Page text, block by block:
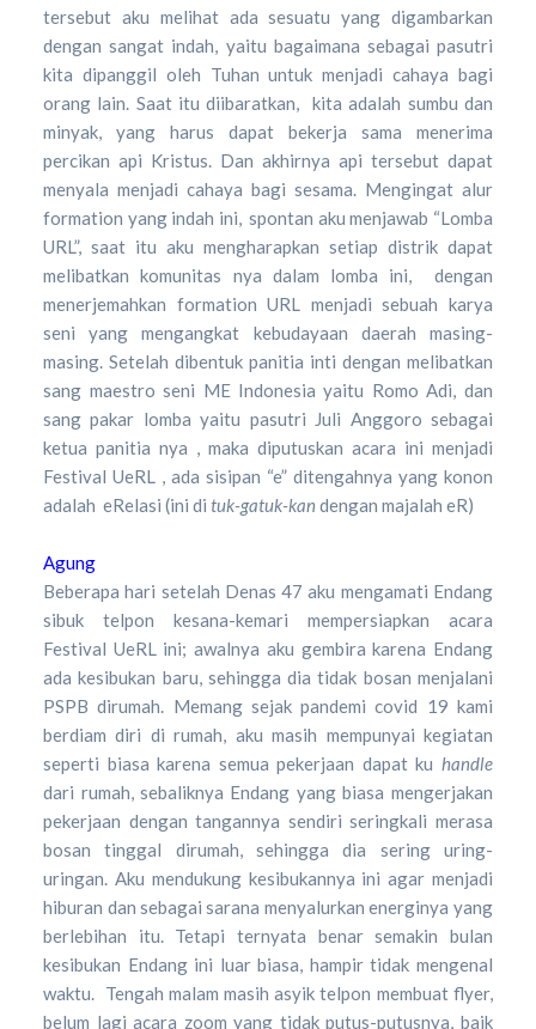
tersebut aku melihat ada sesuatu yang digambarkan
dengan sangat indah, yaitu bagaimana sebagai pasutri
kita dipanggil oleh Tuhan untuk menjadi cahaya bagi
orang lain. Saat itu diibaratkan, kita adalah sumbu dan
minyak, yang harus dapat bekerja sama menerima
percikan api Kristus. Dan akhirnya api tersebut dapat
menyala menjadi cahaya bagi sesama. Mengingat alur
formation yang indah ini, spontan aku menjawab “Lomba
URL”, saat itu aku mengharapkan setiap distrik dapat
melibatkan komunitas nya dalam lomba ini, dengan
menerjemahkan formation URL menjadi sebuah karya
seni yang mengangkat kebudayaan daerah masing-
masing. Setelah dibentuk panitia inti dengan melibatkan
sang maestro seni ME Indonesia yaitu Romo Adi, dan
sang pakar lomba yaitu pasutri Juli Anggoro sebagai
ketua panitia nya , maka diputuskan acara ini menjadi
Festival UeRL , ada sisipan “e” ditengahnya yang konon
adalah eRelasi (ini dituk-gatuk-kan dengan majalah eR)
Agung
Beberapa hari setelah Denas 47 aku mengamati Endang
sibuk telpon kesana-kemari mempersiapkan acara
Festival UeRL ini; awalnya aku gembira karena Endang
ada kesibukan baru, sehingga dia tidak bosan menjalani
PSPB dirumah. Memang sejak pandemi covid 19 kami
berdiam diri di rumah, aku masih mempunyai kegiatan
seperti biasa karena semua pekerjaan dapat ku handle
dari rumah, sebaliknya Endang yang biasa mengerjakan
pekerjaan dengan tangannya sendiri seringkali merasa
bosan tinggal dirumah, sehingga dia sering uring-
uringan. Aku mendukung kesibukannya ini agar menjadi
hiburan dan sebagai sarana menyalurkan energinya yang
berlebihan itu. Tetapi ternyata benar semakin bulan
kesibukan Endang ini luar biasa, hampir tidak mengenal
waktu. Tengah malam masih asyik telpon membuat flyer,
belum lagi acara zoom yang tidak putus-putusnya, baik